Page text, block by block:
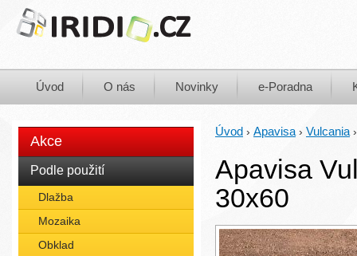
Úvod O nás Novinky e-Poradna
Akce
Podle použití
Dlažba
Mozaika
Obklad
Úvod › Apavisa › Vulcania
Apavisa
30x60